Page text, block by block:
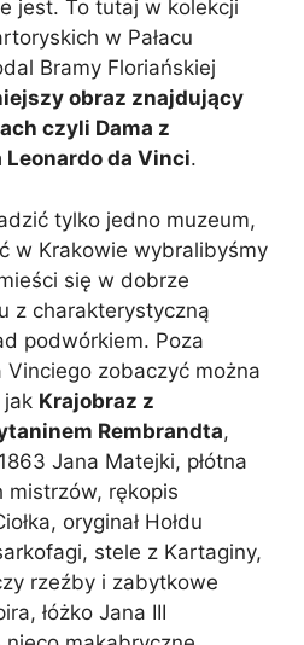
jest. To tutaj w kolekcji
w Pałacu
Bramy Floriańskiej
obraz znajdujący
czyli Dama z
da Vinci.
tylko jedno muzeum,
w Krakowie wybralibyśmy
się w dobrze
z charakterystyczną
podwórkiem. Poza
Vinciego zobaczyć można
jak Krajobraz z
Rembrandta,
Jana Matejki, płótna
mistrzów, rękopis
oryginał Hołdu
stele z Kartaginy,
rzeźby i zabytkowe
łóżko Jana III